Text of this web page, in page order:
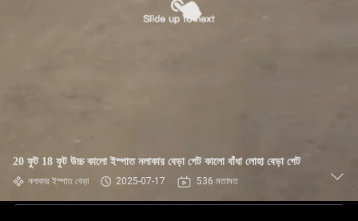
20 ফুট 18 ফুট উচ্চ কালো ইস্পাত নলাকার বেড়া গেট কালো বাঁধা লোহা বেড়া গেট
নলাকার ইস্পাত বেড়া 2025-07-17 536 মতামত